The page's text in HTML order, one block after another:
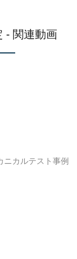
- 関連動画
ニカルテスト事例